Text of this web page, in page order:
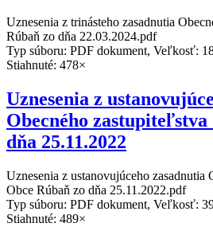
Uznesenia z trinásteho zasadnutia
Rúbaň zo dňa 22.03.2024.pdf
Typ súboru: PDF dokument, Veľkosť:
Stiahnuté: 478×
Uznesenia z
Obecného zastupiteľstva
dňa 25.11.2022
Uznesenia z ustanovujúceho zasadnutia
Obce Rúbaň zo dňa 25.11.2022.pdf
Typ súboru: PDF dokument, Veľkosť:
Stiahnuté: 489×